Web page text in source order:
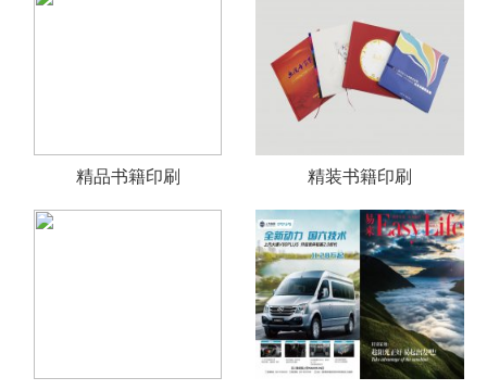
精品书籍印刷 精装书籍印刷